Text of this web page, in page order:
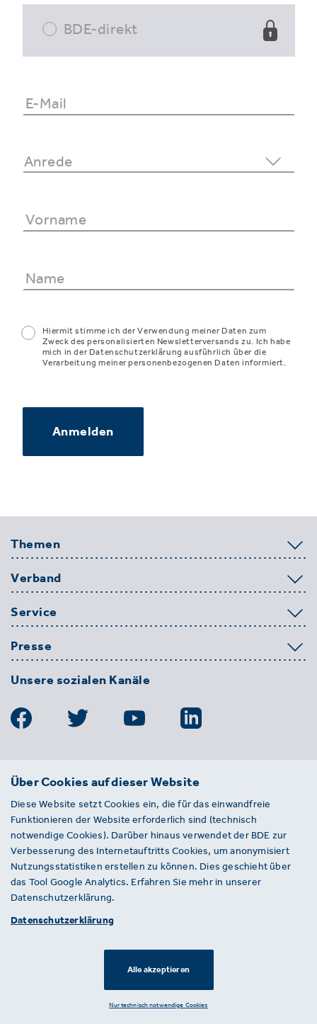
BDE-direkt
Hiermit stimme ich der Verwendung meiner Daten zum
Zweck des personalisierten Newsletterversands zu. Ich habe
mich in der Datenschutzerklärung ausführlich über die
Verarbeitung meiner personenbezogenen Daten informiert.
Anmelden
Themen
Verband
Service
Presse
Unsere sozialen Kanäle
BDE
Entsorgungs-, Wasser- und
Kreislaufwirtschaft e. V.
Von-der-Heydt-Straße 2
D 10785 Berlin
Sie haben einen Fehler auf unserer Website
gefunden? Ihnen ist ein defekter Link
aufgefallen? Wir freuen uns über Ihren
Über Cookies auf dieser Website
Diese Website setzt Cookies ein, die für das einwandfreie
Funktionieren der Website erforderlich sind (technisch
notwendige Cookies). Darüber hinaus verwendet der BDE zur
Verbesserung des Internetauftritts Cookies, um anonymisiert
Nutzungsstatistiken erstellen zu können. Dies geschieht über
das Tool Google Analytics. Erfahren Sie mehr in unserer
Datenschutzerklärung.
Datenschutzerklärung
Alle akzeptieren
Nur technisch notwendige Cookies